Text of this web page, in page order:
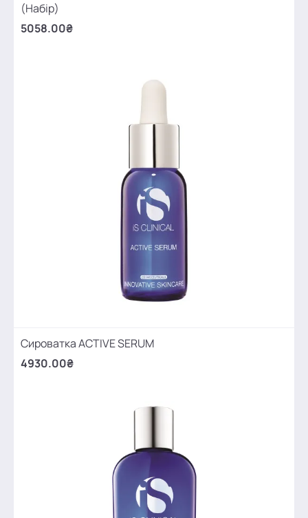
(Набір)
5058.00₴
Сироватка ACTIVE SERUM
4930.00₴